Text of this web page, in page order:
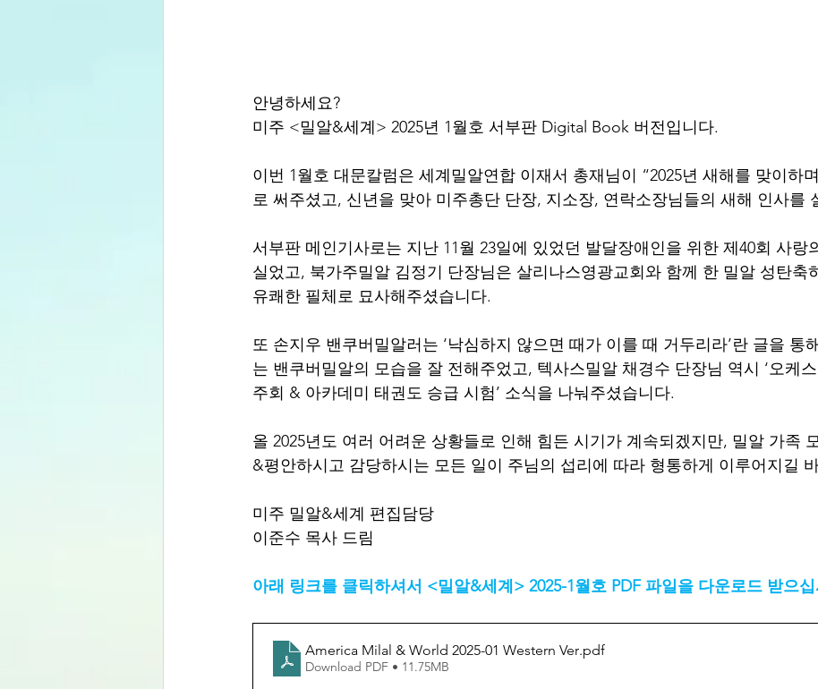
안녕하세요?
미주 <밀알&세계> 2025년 1월호 서부판 Digital Book 버전입니다.
이번 1월호 대문칼럼은 세계밀알연합 이재서 총재님이 “2025년 새해를 맞이하
로 써주셨고, 신년을 맞아 미주총단 단장, 지소장, 연락소장님들의 새해 인사를
서부판 메인기사로는 지난 11월 23일에 있었던 발달장애인을 위한 제40회 사랑
실었고, 북가주밀알 김정기 단장님은 살리나스영광교회와 함께 한 밀알 성탄축
유쾌한 필체로 묘사해주셨습니다.
또 손지우 밴쿠버밀알러는 ‘낙심하지 않으면 때가 이를 때 거두리라’란 글을 통
는 밴쿠버밀알의 모습을 잘 전해주었고, 텍사스밀알 채경수 단장님 역시 ‘오케
주회 & 아카데미 태권도 승급 시험’ 소식을 나눠주셨습니다.
올 2025년도 여러 어려운 상황들로 인해 힘든 시기가 계속되겠지만, 밀알 가족
&평안하시고 감당하시는 모든 일이 주님의 섭리에 따라 형통하게 이루어지길
미주 밀알&세계 편집담당
이준수 목사 드림
아래 링크를 클릭하셔서 <밀알&세계> 2025-1월호 PDF 파일을 다운로드 받으
America Milal & World 2025-01 Western Ver.pdf
Download PDF • 11.75MB